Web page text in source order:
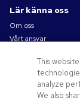
Lär känna oss
Om oss
Vårt ansvar
Försäljningsvillkor
Karriärer på Pens.com
This
analyze
We also